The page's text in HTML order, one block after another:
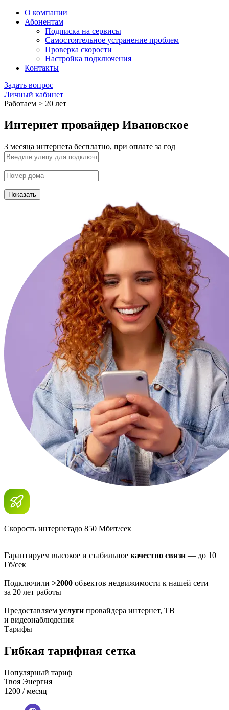
О компании
Абонентам
Подписка на сервисы
Самостоятельное устранение проблем
Проверка скорости
Настройка подключения
Контакты
Задать вопрос
Личный кабинет
Работаем > 20 лет
Интернет провайдер Ивановское
3 месяца интернета бесплатно, при оплате за год
Показать
Скорость интернетадо 850 Мбит/сек
Гарантируем высокое и стабильное качество связи — до 10
Гб/сек
Подключили >2000 объектов недвижимости к нашей сети
за 20 лет работы
Предоставляем услуги провайдера интернет, ТВ
и видеонаблюдения
Тарифы
Гибкая тарифная сетка
Популярный тариф
Твоя Энергия
1200 / месяц